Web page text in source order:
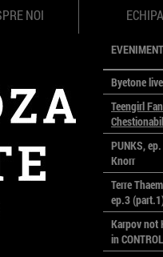
NOI ECHIPA
Byetone
Teengirl
PUNKS,
Knorr
Terre
ep.3
Karpov not
in CONTROL